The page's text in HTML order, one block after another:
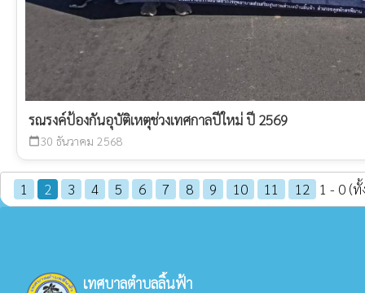
รณรงค์ป้องกันอุบัติเหตุช่วงเทศกาลปีใหม่ ปี 2569
calendar_today 30 ธันวาคม 2568
1 2 3 4 5 6 7 8 9 10 11 12 1 - 0 (ทั้
เทศบาลตำบลลิ้นฟ้า